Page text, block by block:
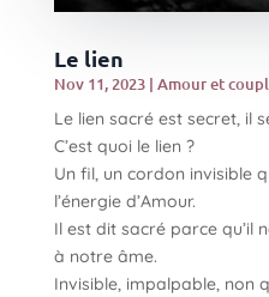
Le lien
Nov 11, 2023| Amour et
Le lien sacré est secret, il
C’est quoi le lien ?
Un fil, un cordon invisible
l’énergie d’Amour.
Il est dit sacré parce qu’il
à notre âme.
Invisible, impalpable, non